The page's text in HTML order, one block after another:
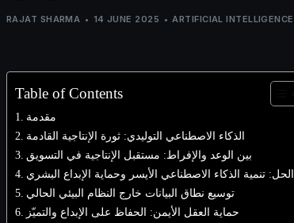
RAJAT SHARMA 14 JUNE 2025 ARTIFICIAL INTELLIGENCE
Table of Contents
مقدمة
الذكاء الاصطناعي التوليدي: ثورة الإنتاجية القادمة
بين الوعد والإفراط: مستقبل الإنتاجية في التسويق
الحل: تنمية الذكاء الاصطناعي الأيسر وحماية الإبداع البشري
توسيع نطاق البيانات خارج النظام البيئي الحالي
حماية العقل الأيمن: الحفاظ على الإبداع والتميّز